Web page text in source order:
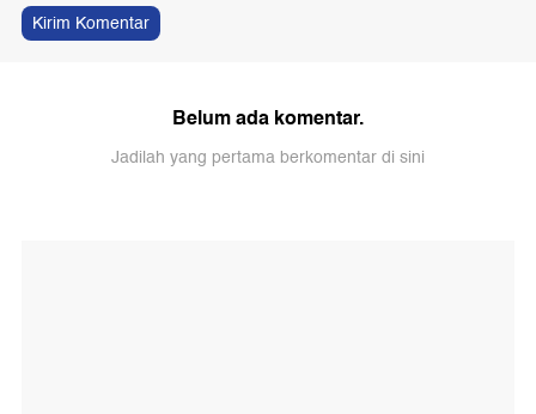
Kirim Komentar
Belum ada komentar.
Jadilah yang pertama berkomentar di sini